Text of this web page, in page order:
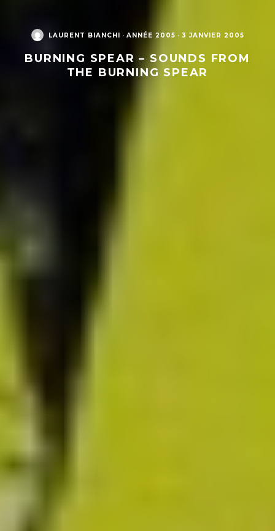
LAURENT BIANCHI · ANNÉE 2005 · 3 JANVIER 2005
BURNING SPEAR – SOUNDS FROM
THE BURNING SPEAR